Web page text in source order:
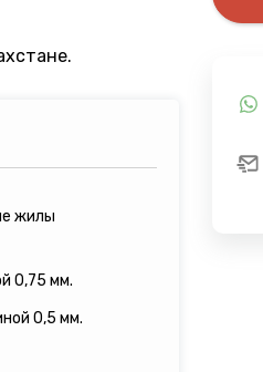
жилы
0,75 мм.
0,5 мм.